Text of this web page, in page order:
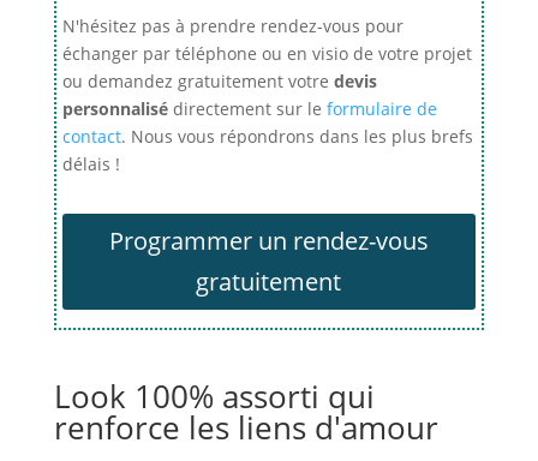
N'hésitez pas à prendre rendez-vous pour
échanger par téléphone ou en visio de votre projet
ou demandez gratuitement votre devis
personnalisédirectement sur le formulaire de
contact. Nous vous répondrons dans les plus brefs
délais !
Programmer un rendez-vous
gratuitement
Look 100% assorti qui
renforce les liens d'amour